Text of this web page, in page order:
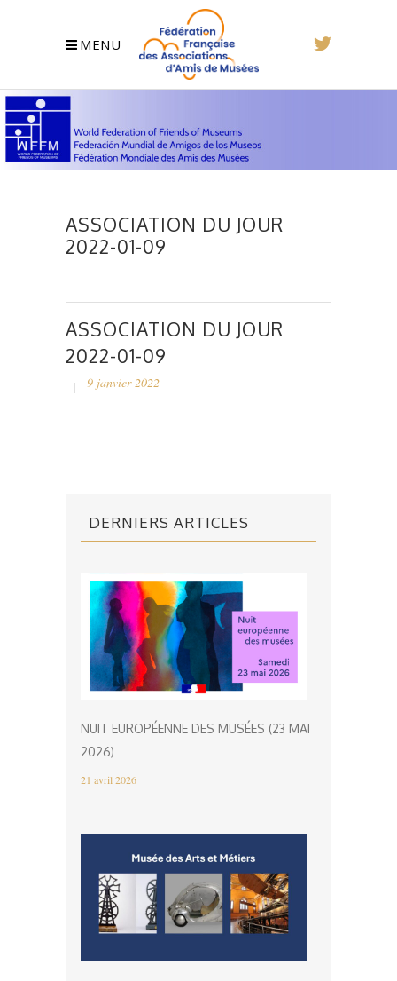
MENU
ASSOCIATION DU JOUR
2022-01-09
ASSOCIATION DU JOUR
2022-01-09
9 janvier 2022
DERNIERS ARTICLES
NUIT EUROPÉENNE DES MUSÉES (23 MAI
2026)
21 avril 2026